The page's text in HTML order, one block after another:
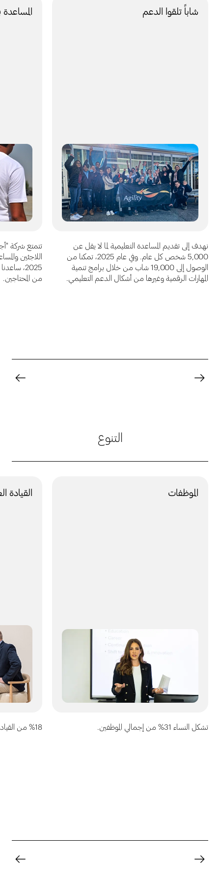
شاباً تلقوا الدعم
نهدف إلى تقديم المساعدة التعليمية لما لا يقل عن
5,000 شخص كل عام. وفي عام 2025، تمكنا من
الوصول إلى 19,000 شاب من خلال برامج تنمية
المهارات الرقمية وغيرها من أشكال الدعم التعليمي.
تتمتع شركة
اللاجئين
من المحتاجين.
التنوع
الموظفات
تشكل النساء 31% من إجمالي الموظفين.
القيادة
%18 من القيادات العليا من النساء.